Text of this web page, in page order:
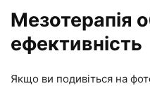
Мезотерапія
ефективність
Якщо ви подивіться на